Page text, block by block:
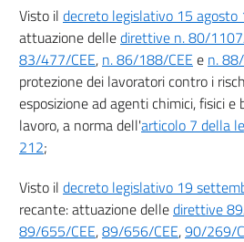
16
17
18
19
20
22
23
Visto il decreto legislativo 15 agosto
attuazione delledirettive n. 80/
83/477/CEE, n. 86/188/CEE e n.
protezione dei lavoratori contro i
esposizione ad agenti chimici, fisici e
lavoro, a norma dell'articolo 7 della
212;
Visto il decreto legislativo 19
recante: attuazione delledirettive
89/655/CEE,89/656/CEE,90/269/